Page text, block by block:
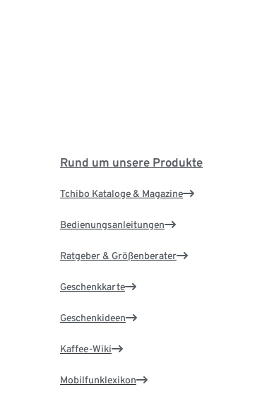
Rund um unsere Produkte
Tchibo Kataloge & Magazine
Bedienungsanleitungen
Ratgeber & Größenberater
Geschenkkarte
Geschenkideen
Kaffee-Wiki
Mobilfunklexikon